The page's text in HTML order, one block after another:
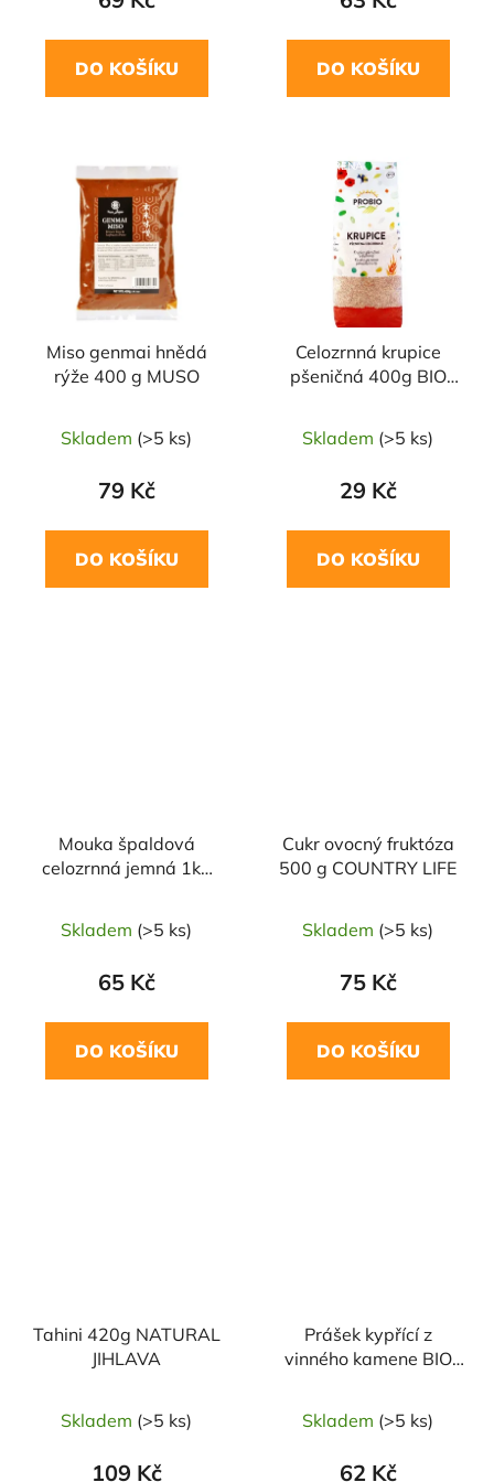
DO KOŠÍKU DO KOŠÍKU
Miso genmai hnědá
rýže 400 g MUSO
Skladem (>5 ks)
79 Kč
DO KOŠÍKU
NAŠE OVĚŘENÁ
VOLBA
Celozrnná krupice
pšeničná 400g BIO
Skladem (>5 ks)
29 Kč
DO KOŠÍKU
Mouka špaldová
celozrnná jemná 1kg
Skladem (>5 ks)
65 Kč
DO KOŠÍKU
Cukr ovocný fruktóza
500 g COUNTRY LIFE
Skladem (>5 ks)
75 Kč
DO KOŠÍKU
Tahini 420g NATURAL
JIHLAVA
Skladem (>5 ks)
109 Kč
Prášek kypřící z
vinného kamene BIO
Skladem (>5 ks)
62 Kč